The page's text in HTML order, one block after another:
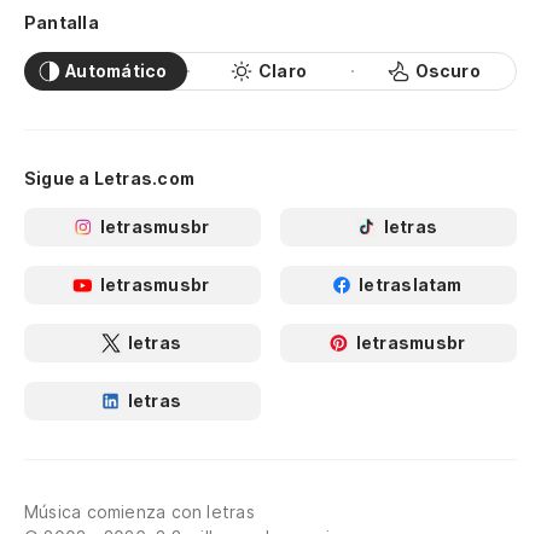
Pantalla
Automático Claro Oscuro
Sigue a Letras.com
letrasmusbr letras
letrasmusbr letraslatam
letras letrasmusbr
letras
Música comienza con letras